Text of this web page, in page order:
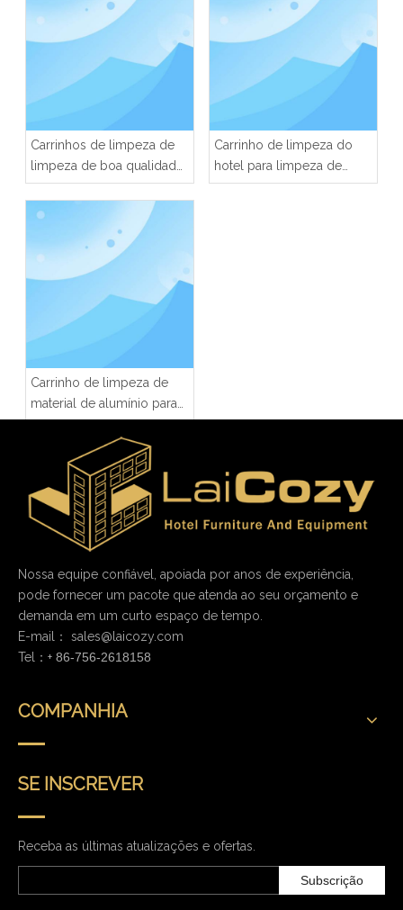
Carrinhos de limpeza de
limpeza de boa qualidade
para hotel
Carrinho de limpeza do
hotel para limpeza de
lavanderia
Carrinho de limpeza de
material de alumínio para
hotel com mais função
Nossa equipe confiável, apoiada por anos de experiência,
pode fornecer um pacote que atenda ao seu orçamento e
demanda em um curto espaço de tempo.
E-mail： sales@laicozy.com
Tel：+ 86-756-2618158
COMPANHIA
SE INSCREVER
Receba as últimas atualizações e ofertas.
Subscrição